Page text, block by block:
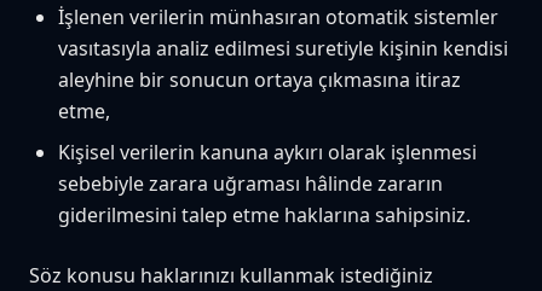
İşlenen verilerin münhasıran otomatik sistemler
vasıtasıyla analiz edilmesi suretiyle kişinin kendisi
aleyhine bir sonucun ortaya çıkmasına itiraz
etme,
Kişisel verilerin kanuna aykırı olarak işlenmesi
sebebiyle zarara uğraması hâlinde zararın
giderilmesini talep etme haklarına sahipsiniz.
Söz konusu haklarınızı kullanmak istediğiniz